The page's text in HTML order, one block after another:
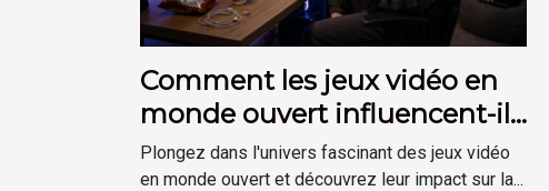
Comment les jeux vidéo en
monde ouvert influencent-ils
la créativité des joueurs ?
Plongez dans l'univers fascinant des jeux vidéo
en monde ouvert et découvrez leur impact sur la...